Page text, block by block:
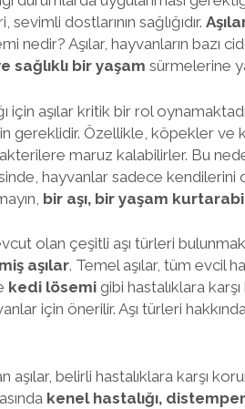
dostlarının sağlığıdır.
nedir? Aşılar, hayvanların bazı
sağlıklı bir yaşam sürmelerine
için aşılar kritik bir rol
gereklidir. Özellikle, köpekler ve
maruz kalabilirler. Bu
hayvanlar sadece kendilerini
bir aşı, bir yaşam
olan çeşitli aşı türleri
aşılar. Temel aşılar, tüm evcil
kedi lösemigibi hastalıklara
için önerilir. Aşı türleri
aşılar, belirli hastalıklara karşı
kenel hastalığı, distemper